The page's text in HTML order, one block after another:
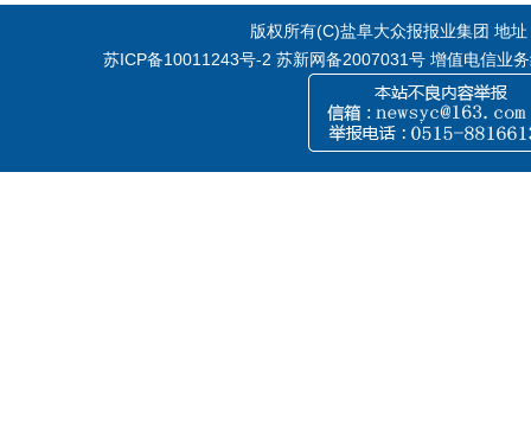
版权所有(C)盐阜大众报报业集团 地
苏ICP备10011243号-2 苏新网备2007031号 增值电信业